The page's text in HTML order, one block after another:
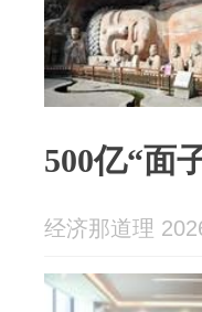
500亿“面
经济那道理